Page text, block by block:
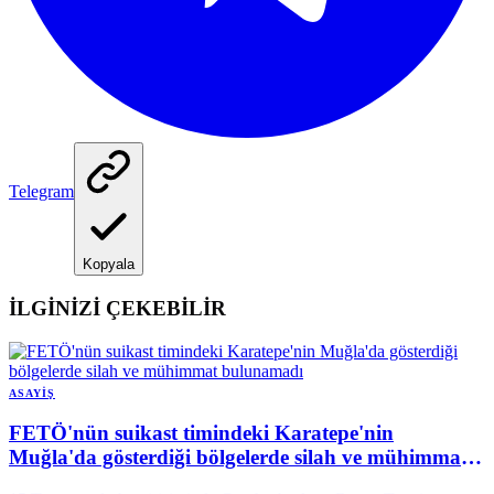
Telegram
Kopyala
İLGİNİZİ ÇEKEBİLİR
ASAYIŞ
FETÖ'nün suikast timindeki Karatepe'nin
Muğla'da gösterdiği bölgelerde silah ve mühimmat